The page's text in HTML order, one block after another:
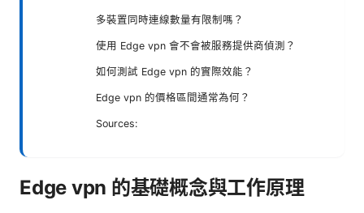
多裝置同時連線數量有限制嗎？
使用 Edge vpn 會不會被服務提供商偵測？
如何測試 Edge vpn 的實際效能？
Edge vpn 的價格區間通常為何？
Sources:
Edge vpn 的基礎概念與工作原理